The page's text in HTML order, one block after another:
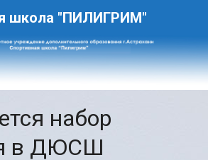
школа "ПИЛИГРИМ"
набор
в ДЮСШ